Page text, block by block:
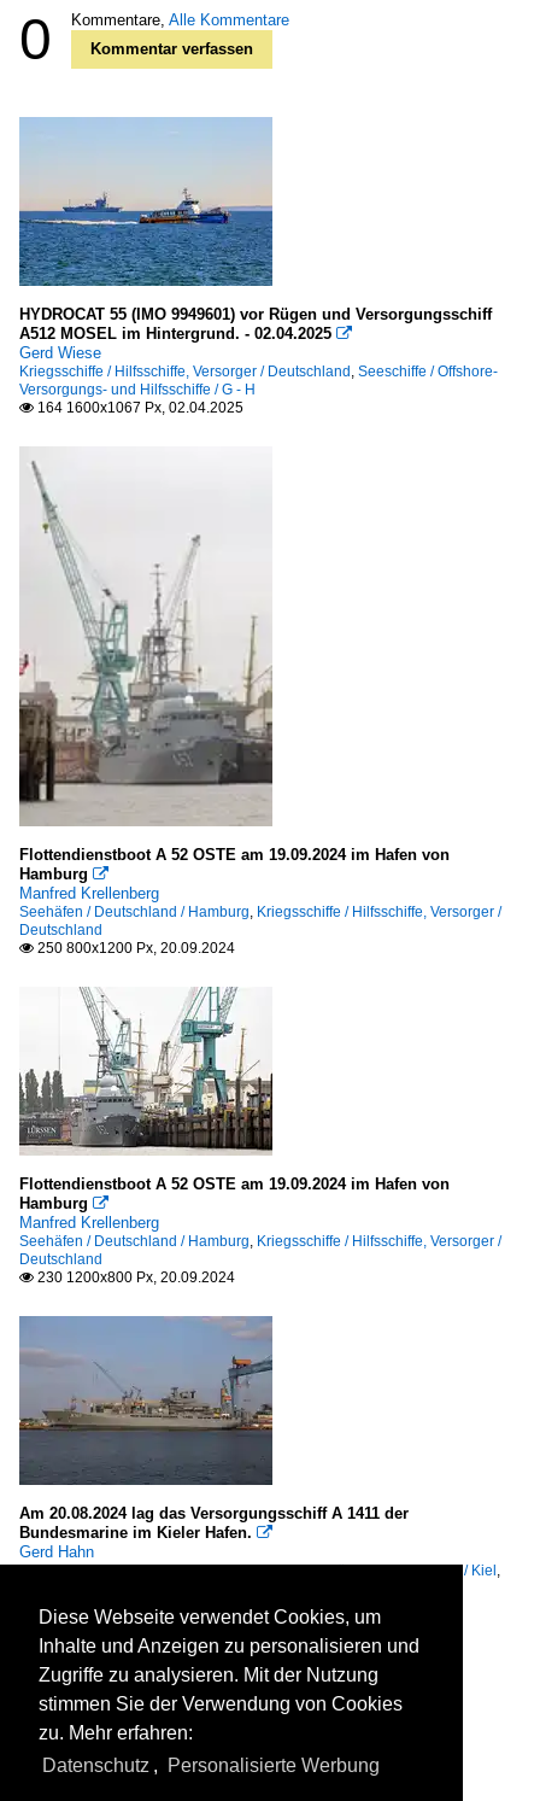
0 Kommentare, Alle Kommentare
Kommentar verfassen
HYDROCAT 55 (IMO 9949601) vor Rügen und Versorgungsschiff
A512 MOSEL im Hintergrund. - 02.04.2025 
Gerd Wiese
Kriegsschiffe / Hilfsschiffe, Versorger / Deutschland, Seeschiffe / Offshore-
Versorgungs- und Hilfsschiffe / G - H
 164 1600x1067 Px, 02.04.2025
Flottendienstboot A 52 OSTE am 19.09.2024 im Hafen von
Hamburg 
Manfred Krellenberg
Seehäfen / Deutschland / Hamburg, Kriegsschiffe / Hilfsschiffe, Versorger /
Deutschland
 250 800x1200 Px, 20.09.2024
Flottendienstboot A 52 OSTE am 19.09.2024 im Hafen von
Hamburg 
Manfred Krellenberg
Seehäfen / Deutschland / Hamburg, Kriegsschiffe / Hilfsschiffe, Versorger /
Deutschland
 230 1200x800 Px, 20.09.2024
Am 20.08.2024 lag das Versorgungsschiff A 1411 der
Bundesmarine im Kieler Hafen. 
Gerd Hahn
Meere, Seegebiete / Deutschland / Ostsee,Seehäfen / Deutschland / Kiel,
200 1200x800 Px, 25.08.2024
Diese Webseite verwendet Cookies, um
Inhalte und Anzeigen zu personalisieren und
Zugriffe zu analysieren. Mit der Nutzung
stimmen Sie der Verwendung von Cookies
zu. Mehr erfahren:
Datenschutz , Personalisierte Werbung